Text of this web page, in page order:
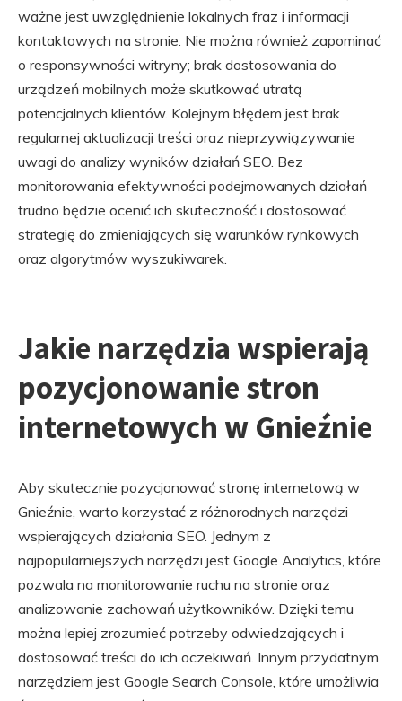
ważne jest uwzględnienie lokalnych fraz i informacji
kontaktowych na stronie. Nie można również zapominać
o responsywności witryny; brak dostosowania do
urządzeń mobilnych może skutkować utratą
potencjalnych klientów. Kolejnym błędem jest brak
regularnej aktualizacji treści oraz nieprzywiązywanie
uwagi do analizy wyników działań SEO. Bez
monitorowania efektywności podejmowanych działań
trudno będzie ocenić ich skuteczność i dostosować
strategię do zmieniających się warunków rynkowych
oraz algorytmów wyszukiwarek.
Jakie narzędzia wspierają
pozycjonowanie stron
internetowych w Gnieźnie
Aby skutecznie pozycjonować stronę internetową w
Gnieźnie, warto korzystać z różnorodnych narzędzi
wspierających działania SEO. Jednym z
najpopularniejszych narzędzi jest Google Analytics, które
pozwala na monitorowanie ruchu na stronie oraz
analizowanie zachowań użytkowników. Dzięki temu
można lepiej zrozumieć potrzeby odwiedzających i
dostosować treści do ich oczekiwań. Innym przydatnym
narzędziem jest Google Search Console, które umożliwia